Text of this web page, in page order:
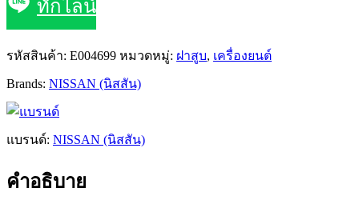
ทักไลน์
รหัสสินค้า: E004699 หมวดหมู่: ฝาสูบ, เครื่องยนต์
Brands: NISSAN (นิสสัน)
แบรนด์: NISSAN (นิสสัน)
คำอธิบาย